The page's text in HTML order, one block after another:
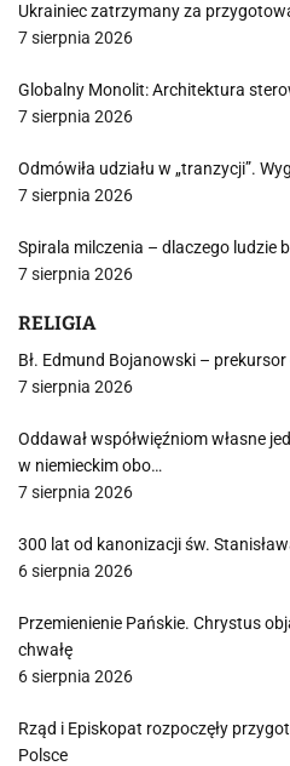
Ukrainiec zatrzymany za
7 sierpnia 2026
Globalny Monolit: Architektura
7 sierpnia 2026
Odmówiła udziału w „tranzycji”.
7 sierpnia 2026
Spirala milczenia – dlaczego ludzie
7 sierpnia 2026
RELIGIA
Bł. Edmund Bojanowski –
7 sierpnia 2026
Oddawał współwięźniom własne
w niemieckim obo…
7 sierpnia 2026
300 lat od kanonizacji św.
6 sierpnia 2026
Przemienienie Pańskie. Chrystus
chwałę
6 sierpnia 2026
Rząd i Episkopat rozpoczęły
Polsce